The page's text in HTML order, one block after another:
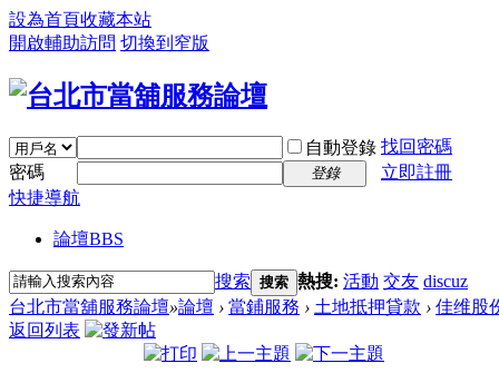
設為首頁收藏本站
開啟輔助訪問 切換到窄版
自動登錄 找回密碼
密碼
登錄
立即註冊
快捷導航
論壇BBS
搜索 搜索 熱搜: 活動 交友 discuz
台北市當舖服務論壇»論壇 › 當鋪服務 › 土地抵押貸款 › 佳维股
返回列表